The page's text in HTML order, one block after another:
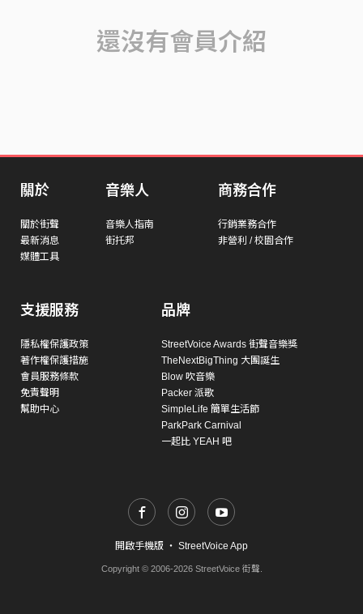
還沒有會員介紹
關於
關於街聲
最新消息
媒體工具
音樂人
音樂人指南
街托邦
商務合作
行銷業務合作
非營利 / 校園合作
支援服務
隱私權保護政策
著作權保護措施
會員服務條款
免責聲明
幫助中心
品牌
StreetVoice Awards 街聲音樂獎
TheNextBigThing 大團誕生
Blow 吹音樂
Packer 派歌
SimpleLife 簡單生活節
ParkPark Carnival
一起比 YEAH 吧
開啟手機版 ・ StreetVoice App
Copyright © 2006-2026 StreetVoice 街聲.